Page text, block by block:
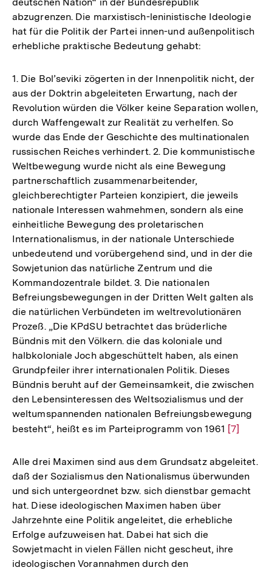
abzugrenzen. Die marxistisch-leninistische Ideologie
hat für die Politik der Partei innen-und außenpolitisch
erhebliche praktische Bedeutung gehabt:
1. Die Bol’seviki zögerten in der Innenpolitik nicht, der
aus der Doktrin abgeleiteten Erwartung, nach der
Revolution würden die Völker keine Separation wollen,
durch Waffengewalt zur Realität zu verhelfen. So
wurde das Ende der Geschichte des multinationalen
russischen Reiches verhindert. 2. Die kommunistische
Weltbewegung wurde nicht als eine Bewegung
partnerschaftlich zusammenarbeitender,
gleichberechtigter Parteien konzipiert, die jeweils
nationale Interessen wahmehmen, sondern als eine
einheitliche Bewegung des proletarischen
Internationalismus, in der nationale Unterschiede
unbedeutend und vorübergehend sind, und in der die
Sowjetunion das natürliche Zentrum und die
Kommandozentrale bildet. 3. Die nationalen
Befreiungsbewegungen in der Dritten Welt galten als
die natürlichen Verbündeten im weltrevolutionären
Prozeß. „Die KPdSU betrachtet das brüderliche
Bündnis mit den Völkern. die das koloniale und
halbkoloniale Joch abgeschüttelt haben, als einen
Grundpfeiler ihrer internationalen Politik. Dieses
Bündnis beruht auf der Gemeinsamkeit, die zwischen
den Lebensinteressen des Weltsozialismus und der
weltumspannenden nationalen Befreiungsbewegung
besteht“, heißt es im Parteiprogramm von 1961 Zur
der
Fußnote
[7]
Alle drei Maximen sind aus dem Grundsatz abgeleitet.
daß der Sozialismus den Nationalismus überwunden
und sich untergeordnet bzw. sich dienstbar gemacht
hat. Diese ideologischen Maximen haben über
Jahrzehnte eine Politik angeleitet, die erhebliche
Erfolge aufzuweisen hat. Dabei hat sich die
Sowjetmacht in vielen Fällen nicht gescheut, ihre
ideologischen Vorannahmen durch den